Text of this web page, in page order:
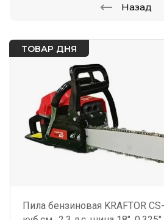
ТОВАР ДНЯ
Пила бензиновая KRAFTOR
Назад